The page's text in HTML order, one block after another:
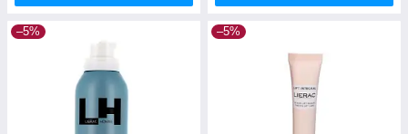
–5% –5%